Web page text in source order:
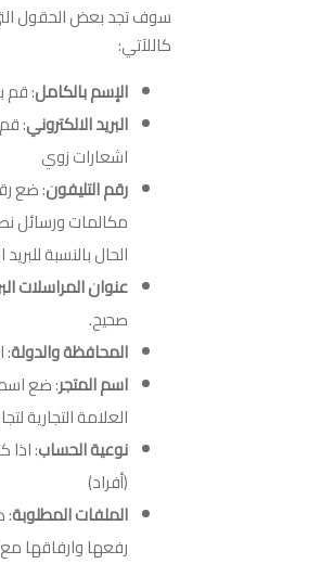
سوف تجد بعض الحقول
كاللآتي:
الإسم بالكامل: قم
البريد الالكتروني:
اشعارات زوي
رقم التليفون: ضع
مكالمات ورسائل
الحال بالنسبة
عنوان المراسلات
صحيح.
المحافظة والدولة:
اسم المتجر: ضع اسم
العلامة التجارية
نوعية الحساب: اذا
(أفراد)
الملفات المطلوبة:
رفعها وارفاقها